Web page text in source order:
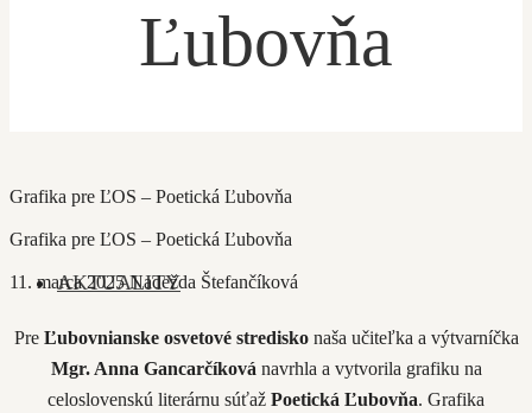
AKTUALITY
PRIHLÁŠKA ŽIACKA KNIŽKA
Ľubovňa
Grafika pre ĽOS – Poetická Ľubovňa
Grafika pre ĽOS – Poetická Ľubovňa
11. marca 2025 Nadežda Štefančíková
Pre Ľubovnianske osvetové strediskonaša učiteľka a výtvarníčka
Mgr. Anna Gancarčíková navrhla a vytvorila grafiku na
celoslovenskú literárnu súťaž Poetická Ľubovňa. Grafika